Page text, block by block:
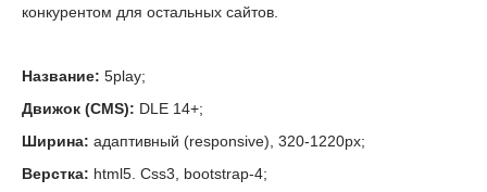
конкурентом для остальных сайтов.
Название: 5play;
Движок (CMS): DLE 14+;
Ширина: адаптивный (responsive), 320-1220px;
Верстка: html5. Css3, bootstrap-4;